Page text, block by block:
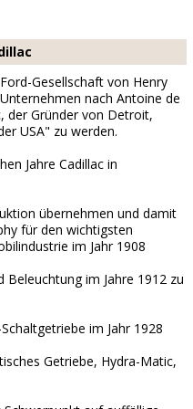
Gesellschaft von Henry
nach Antoine de
der Gründer von Detroit,
USA" zu werden.
Jahre Cadillac in
übernehmen und damit
für den wichtigsten
im Jahr 1908
Beleuchtung im Jahre 1912 zu
im Jahr 1928
Getriebe, Hydra-Matic,